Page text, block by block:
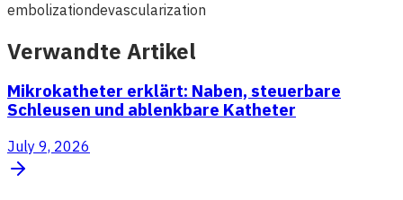
embolizationdevascularization
Verwandte Artikel
Mikrokatheter erklärt: Naben, steuerbare
Schleusen und ablenkbare Katheter
July 9, 2026